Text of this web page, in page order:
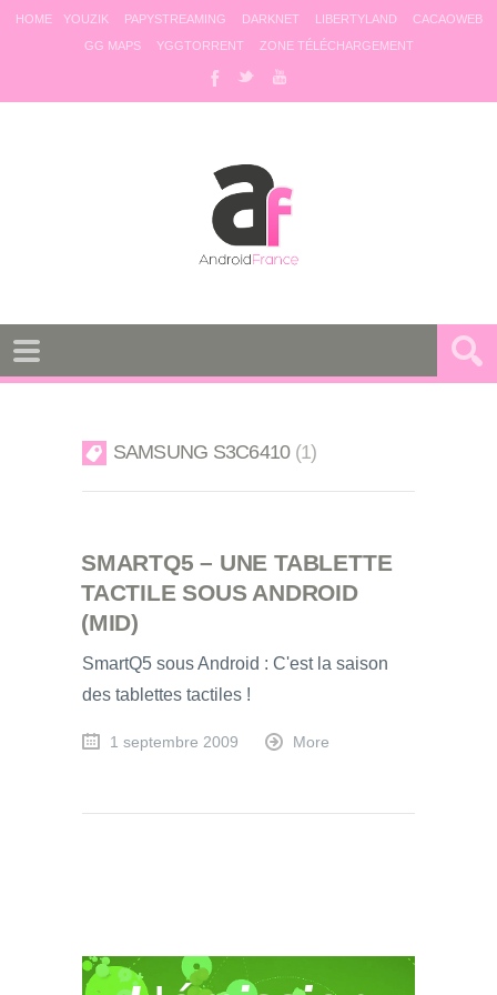
HOME YOUZIK PAPYSTREAMING DARKNET LIBERTYLAND
CACAOWEB
GG MAPS
YGGTORRENT ZONE TÉLÉCHARGEMENT
SAMSUNG S3C6410 1
SMARTQ5 – UNE TABLETTE
TACTILE SOUS ANDROID
(MID)
SmartQ5 sous Android : C'est la saison
des tablettes tactiles !
1 septembre 2009 More